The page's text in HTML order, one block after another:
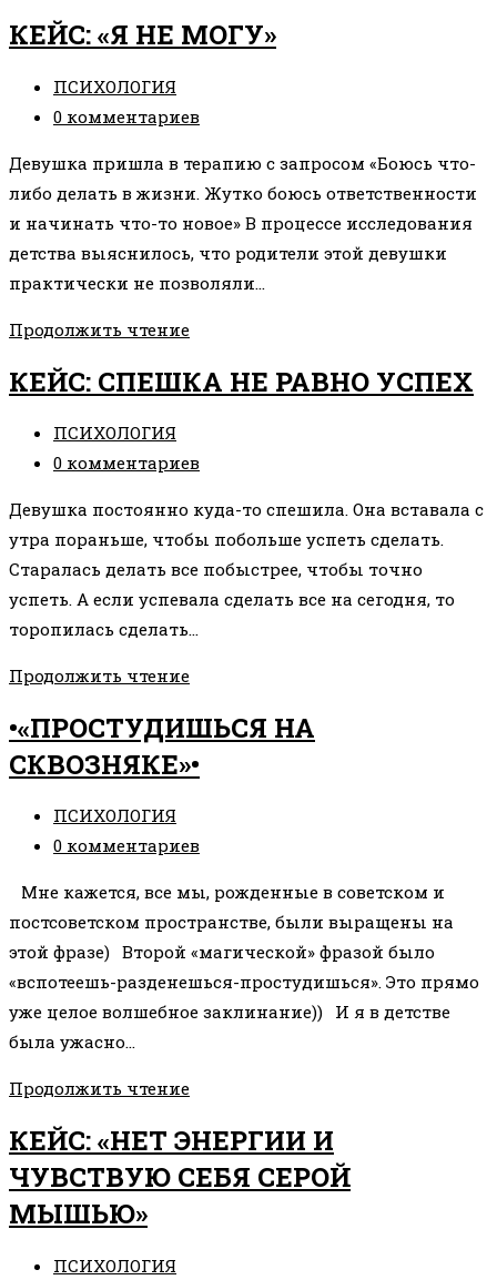
КЕЙС: «Я НЕ МОГУ»
Рубрика
записи:
ПСИХОЛОГИЯ
Комментарии
записи:
0 комментариев
Девушка пришла в терапию с запросом «Боюсь что-
либо делать в жизни. Жутко боюсь ответственности
и начинать что-то новое» В процессе исследования
детства выяснилось, что родители этой девушки
практически не позволяли…
Продолжить чтениеКЕЙС:
НЕ
КЕЙС: СПЕШКА НЕ РАВНО УСПЕХ
Рубрика
записи:
ПСИХОЛОГИЯ
Комментарии
записи:
0 комментариев
Девушка постоянно куда-то спешила. Она вставала с
утра пораньше, чтобы побольше успеть сделать.
Старалась делать все побыстрее, чтобы точно
успеть. А если успевала сделать все на сегодня, то
торопилась сделать…
Продолжить чтениеКЕЙС:
НЕ
РАВНО
•«ПРОСТУДИШЬСЯ НА
СКВОЗНЯКЕ»•
Рубрика
записи:
ПСИХОЛОГИЯ
Комментарии
записи:
0 комментариев
⠀Мне кажется, все мы, рожденные в советском и
постсоветском пространстве, были выращены на
этой фразе)⠀Второй «магической» фразой было
«вспотеешь-разденешься-простудишься». Это прямо
уже целое волшебное заклинание))⠀И я в детстве
была ужасно…
Продолжить чтение•«ПРОСТУДИШЬСЯ
СКВОЗНЯКЕ»•
КЕЙС: «НЕТ ЭНЕРГИИ И
ЧУВСТВУЮ СЕБЯ СЕРОЙ
МЫШЬЮ»
Рубрика
ПСИХОЛОГИЯ